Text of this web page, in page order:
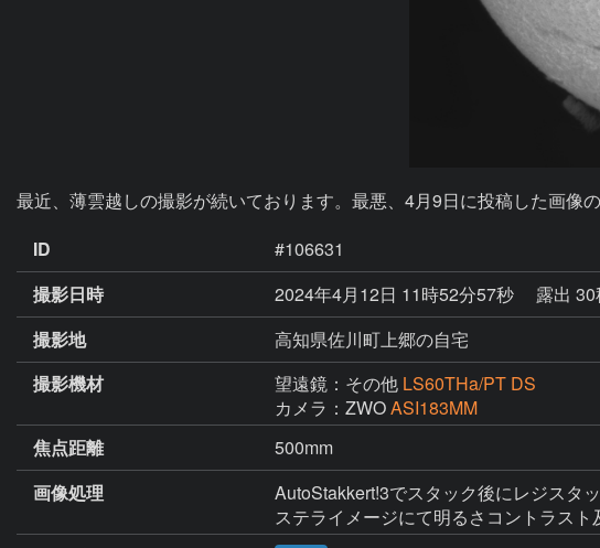
最近、薄雲越しの撮影が続いております。最悪、4月9日に投稿した画像
ID
#106631
撮影日時
2024年4月12日 11時52分57秒
露出
撮影地
高知県佐川町上郷の自宅
撮影機材
望遠鏡：その他 LS60THa/PT DS
カメラ：ZWOASI183MM
焦点距離
500mm
画像処理
AutoStakkert!3でスタック後にレジスタ
ステライメージにて明るさコントラスト